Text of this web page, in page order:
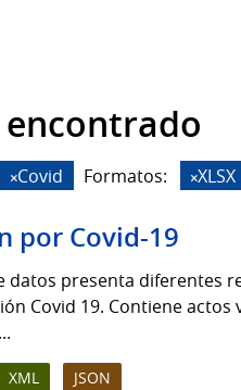
Covid Formatos: XLSX
por Covid-19
datos presenta diferentes
Covid 19. Contiene
XML JSON